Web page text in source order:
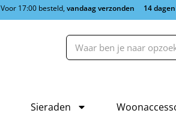
Voor 17:00 besteld,vandaag verzonden 14 dagen
Sieraden